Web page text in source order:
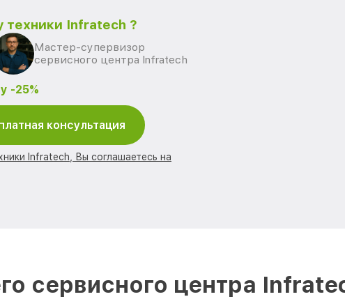
техники Infratech ?
Мастер-супервизор
сервисного центра Infratech
-25%
консультация
Infratech, Вы соглашаетесь на
сервисного центра